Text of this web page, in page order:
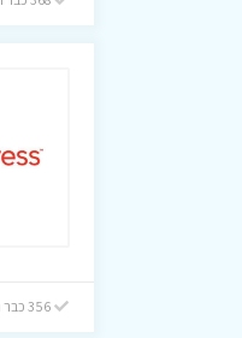
356 כבר חסכו! 0 היום